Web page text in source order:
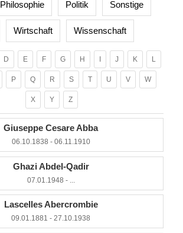
Philosophie Politik Sonstige
Wirtschaft Wissenschaft
D E F G H I J K L
P Q R S T U V W
X Y Z
Giuseppe Cesare Abba
06.10.1838 - 06.11.1910
Ghazi Abdel-Qadir
07.01.1948 - ...
Lascelles Abercrombie
09.01.1881 - 27.10.1938